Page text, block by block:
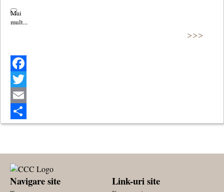
>>>
Facebook
Twitter
Email
Share
Navigare site Link-uri site